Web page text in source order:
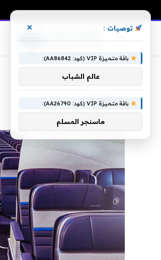
تضاعف
توصيات : ×
باقة متميزة VIP (كود: AA86842):
عالم الشباب
باقة متميزة VIP (كود: AA26790):
ماسنجر المسلم